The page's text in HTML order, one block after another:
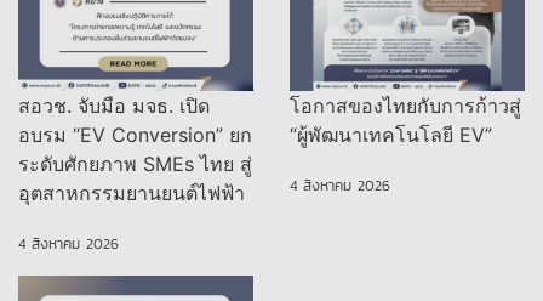
สอวช. จับมือ มจธ. เปิด
อบรม “EV Conversion” ยก
ระดับศักยภาพ SMEs ไทย สู่
อุตสาหกรรมยานยนต์ไฟฟ้า
4 สิงหาคม 2026
โอกาสของไทยกับการก้าวสู่
“ผู้พัฒนาเทคโนโลยี EV”
4 สิงหาคม 2026